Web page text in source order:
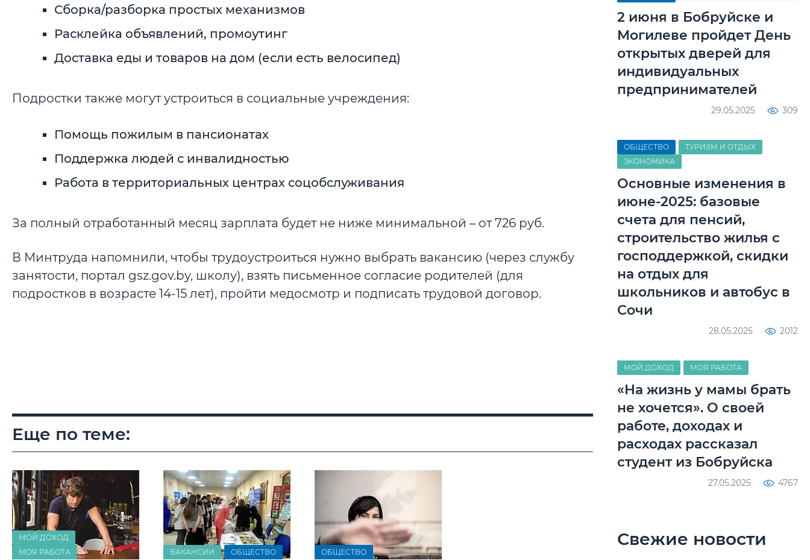
Сборка/разборка простых механизмов
Расклейка объявлений, промоутинг
Доставка еды и товаров на дом (если есть велосипед)
Подростки также могут устроиться в социальные учреждения:
Помощь пожилым в пансионатах
Поддержка людей с инвалидностью
Работа в территориальных центрах соцобслуживания
За полный отработанный месяц зарплата будет не ниже минимальной – от 726 руб.
В Минтруда напомнили, чтобы трудоустроиться нужно выбрать вакансию (через службу
занятости, портал gsz.gov.by, школу), взять письменное согласие родителей (для
подростков в возрасте 14-15 лет), пройти медосмотр и подписать трудовой договор.
Еще по теме:
МОЙ ДОХОД
МОЯ РАБОТА
ВАКАНСИИ ОБЩЕСТВО ОБЩЕСТВО
2 июня в Бобруйске и
Могилеве пройдет День
открытых дверей для
индивидуальных
предпринимателей
29.05.2025 309
ОБЩЕСТВО
ТУРИЗМ И ОТДЫХ
ЭКОНОМИКА
Основные изменения в
июне-2025: базовые
счета для пенсий,
строительство жилья с
господдержкой, скидки
на отдых для
школьников и автобус в
Сочи
28.05.2025 2012
МОЙ ДОХОД МОЯ РАБОТА
«На жизнь у мамы брать
не хочется». О своей
работе, доходах и
расходах рассказал
студент из Бобруйска
27.05.2025 4767
Свежие новости